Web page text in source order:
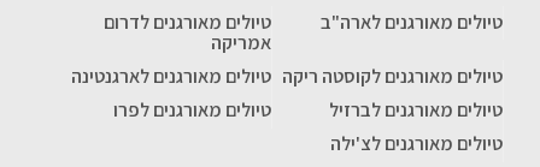
טיולים מאורגנים לארה"ב
טיולים מאורגנים לדרום
אמריקה
טיולים מאורגנים לקוסטה ריקה טיולים מאורגנים לארגנטינה
טיולים מאורגנים לברזיל
טיולים מאורגנים לפרו
טיולים מאורגנים לצ'ילה